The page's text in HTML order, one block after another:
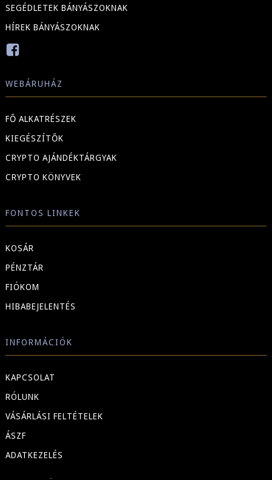
SEGÉDLETEK BÁNYÁSZOKNAK
HÍREK BÁNYÁSZOKNAK
WEBÁRUHÁZ
FŐ ALKATRÉSZEK
KIEGÉSZÍTŐK
CRYPTO AJÁNDÉKTÁRGYAK
CRYPTO KÖNYVEK
FONTOS LINKEK
KOSÁR
PÉNZTÁR
FIÓKOM
HIBABEJELENTÉS
INFORMÁCIÓK
KAPCSOLAT
RÓLUNK
VÁSÁRLÁSI FELTÉTELEK
ÁSZF
ADATKEZELÉS